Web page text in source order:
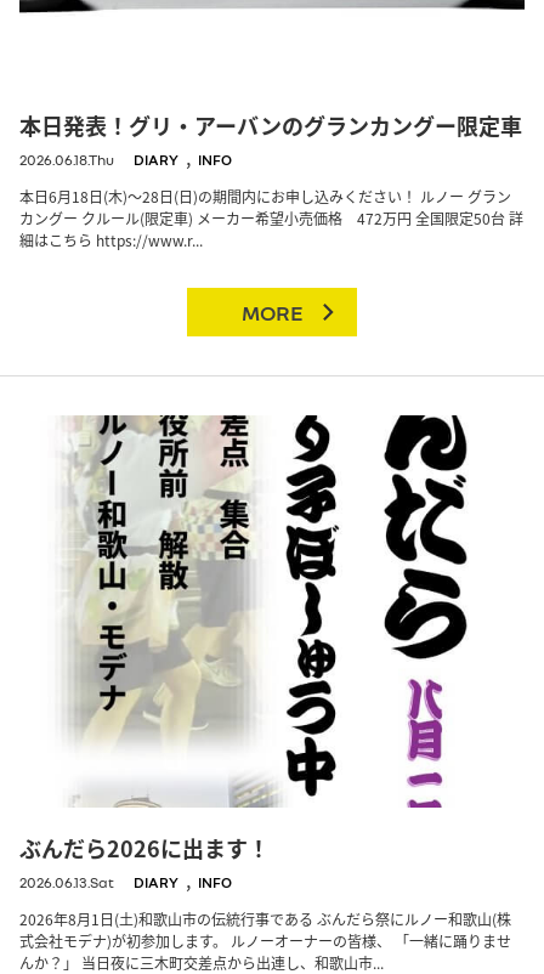
本日発表！グリ・アーバンのグランカングー限定車
2026.06.18.Thu DIARY , INFO
本日6月18日(木)〜28日(日)の期間内にお申し込みください！ ルノー グラン
カングー クルール(限定車) メーカー希望小売価格 472万円 全国限定50台 詳
細はこちら https://www.r...
MORE
ぶんだら2026に出ます！
2026.06.13.Sat DIARY , INFO
2026年8月1日(土)和歌山市の伝統行事である ぶんだら祭にルノー和歌山(株
式会社モデナ)が初参加します。 ルノーオーナーの皆様、 「一緒に踊りませ
んか？」 当日夜に三木町交差点から出連し、和歌山市...